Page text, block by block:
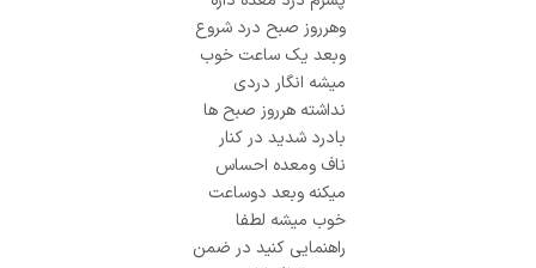
وهرروز صبح درد شروع
وبعد یک ساعت خوب
میشه انگار دردی
نداشته هرروز صبح ها
بادرد شدید در کنار
ناف ومعده احساس
میکنه وبعد دوساعت
خوب میشه لطفا
راهنمایی کنید در ضمن